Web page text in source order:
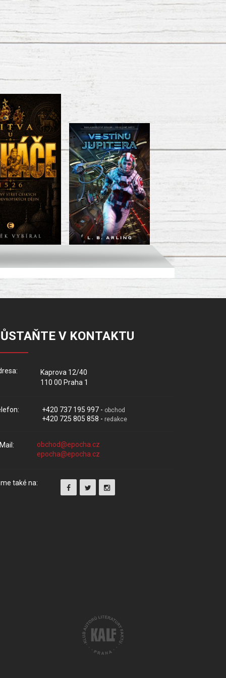
V KONTAKTU
Kaprova 12/40
110 00 Praha 1
+420 737 195 997 - obchod
+420 725 805 858 - redakce
také na: